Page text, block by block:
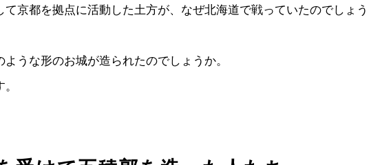
て京都を拠点に活動した土方が、なぜ北海道で戦っていたのでしょう
うな形のお城が造られたのでしょうか。